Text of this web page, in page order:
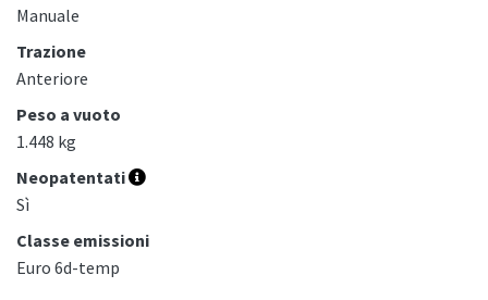
Manuale
Trazione
Anteriore
Peso a vuoto
1.448 kg
Neopatentati
Sì
Classe emissioni
Euro 6d-temp